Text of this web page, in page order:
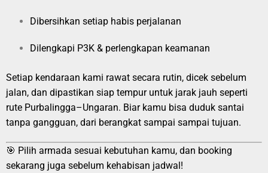
Dibersihkan setiap habis perjalanan
Dilengkapi P3K & perlengkapan keamanan
Setiap kendaraan kami rawat secara rutin, dicek sebelum
jalan, dan dipastikan siap tempur untuk jarak jauh seperti
rute Purbalingga–Ungaran. Biar kamu bisa duduk santai
tanpa gangguan, dari berangkat sampai sampai tujuan.
🎯 Pilih armada sesuai kebutuhan kamu, dan booking
sekarang juga sebelum kehabisan jadwal!